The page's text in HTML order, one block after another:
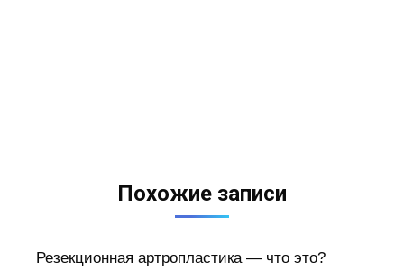
Похожие записи
Резекционная артропластика — что это?